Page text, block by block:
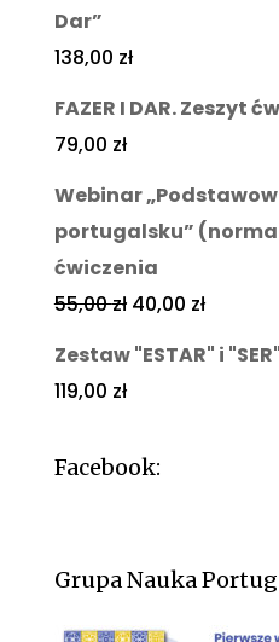
Dar”
138,00 zł
FAZER I DAR. Zeszyt
79,00 zł
Webinar
portugalsku”
ćwiczenia
55,00zł 40,00 zł
Zestaw "ESTAR" i "SER"
119,00 zł
Facebook:
Grupa Nauka